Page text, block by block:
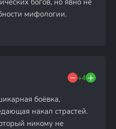
богов, но явно не
мифологии.
+4
боёвка,
накал страстей.
никому не